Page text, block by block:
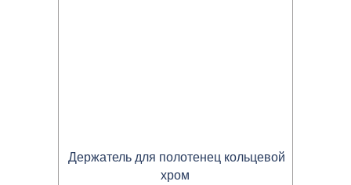
Держатель для полотенец кольцевой
хром